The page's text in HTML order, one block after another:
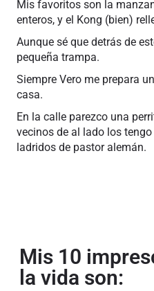
Mis favoritos son la
enteros, y el Kong (bien)
Aunque sé que detrás de
pequeña trampa.
Siempre Vero me prepara
casa.
En la calle parezco una
vecinos de al lado los
ladridos de pastor alemán.
Mis 10
la vida son: